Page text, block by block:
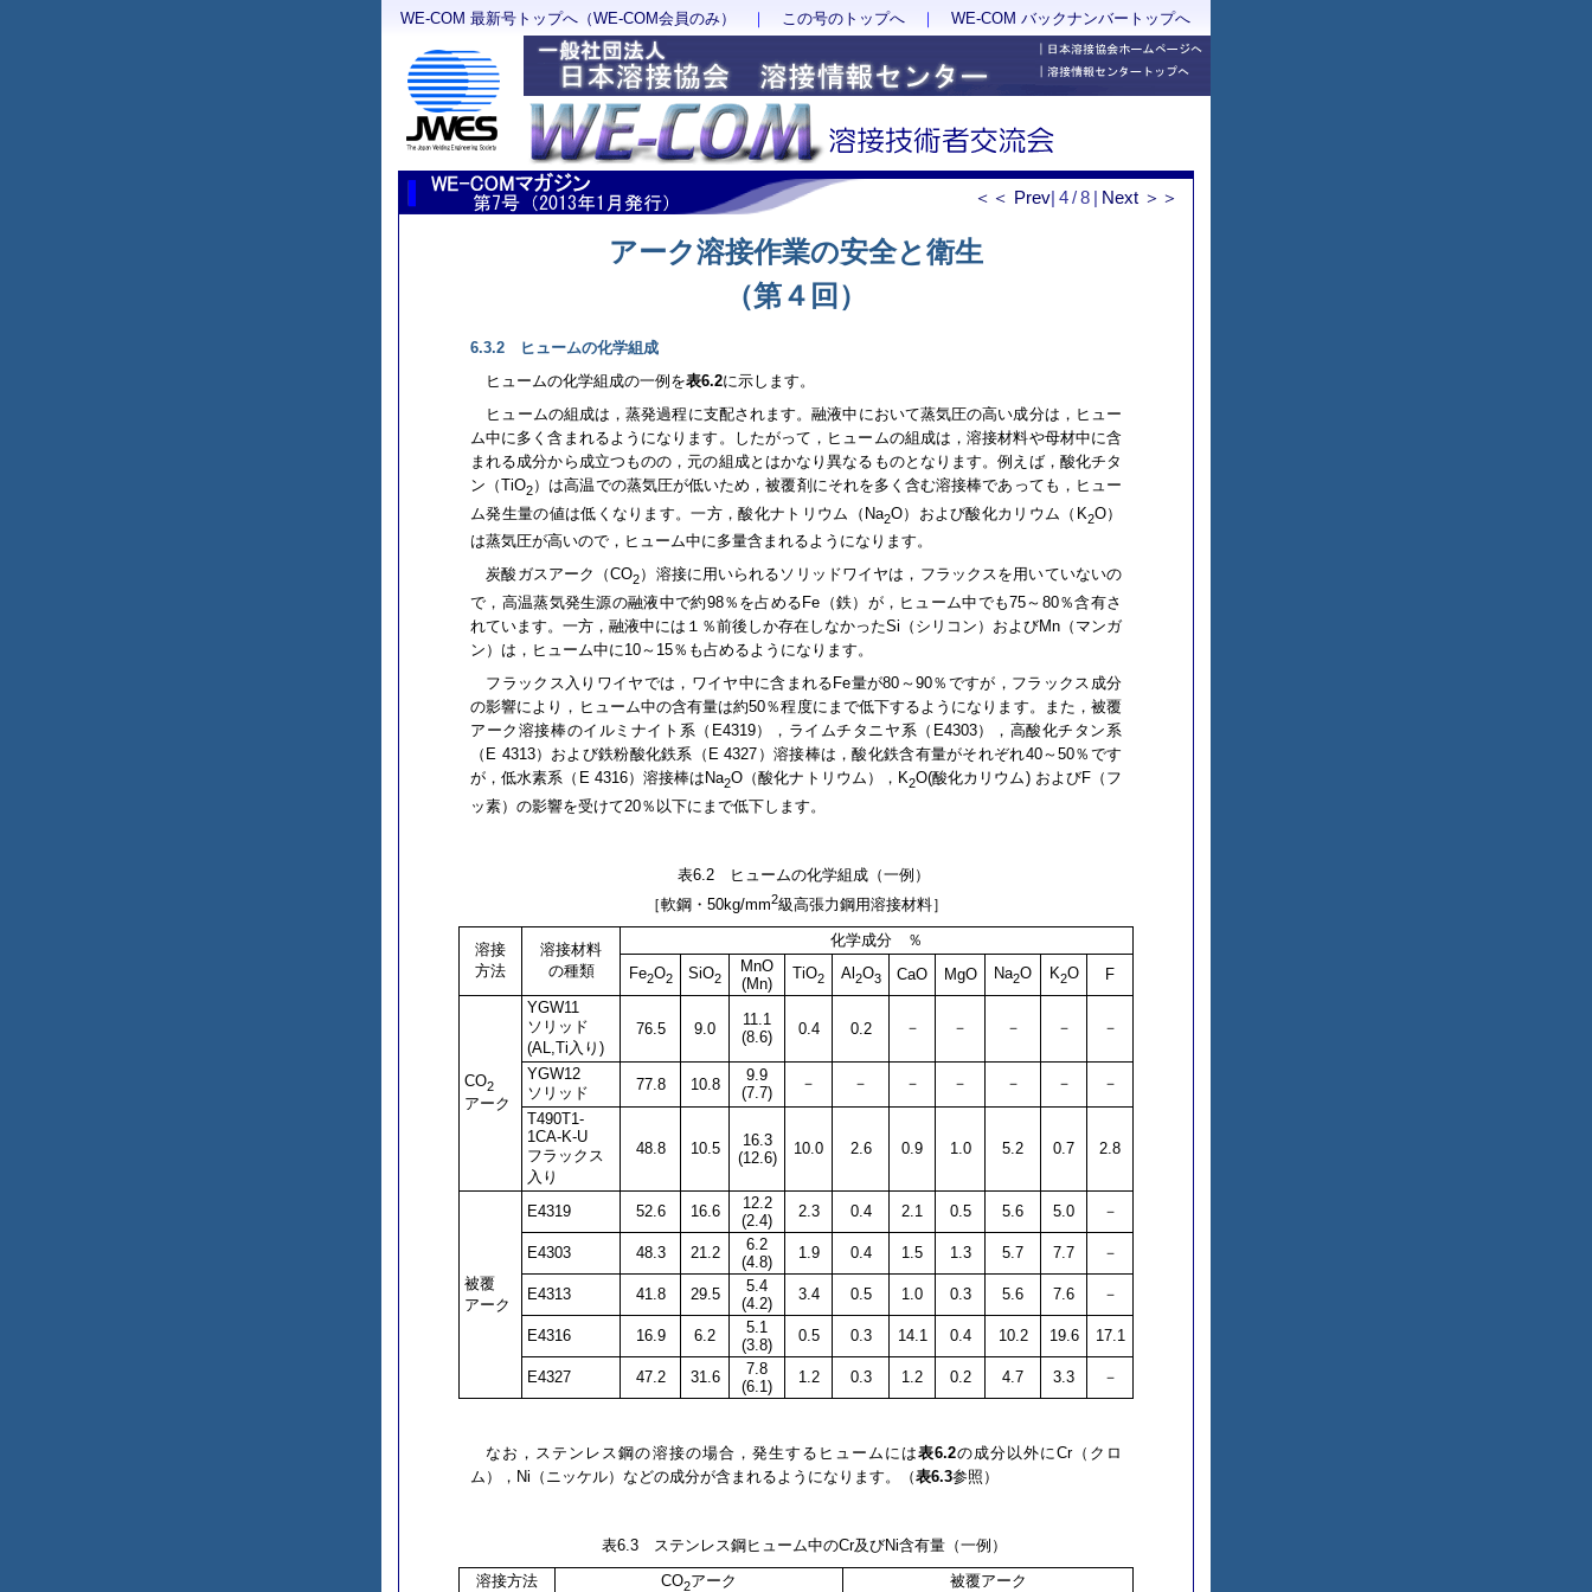
WE-COM 最新号トップへ（WE-COM会員のみ） ｜ この号のトップへ ｜ WE-COM バックナンバートップへ
＜＜ Prev |4/8| Next ＞＞
アーク溶接作業の安全と衛生
（第４回）
6.3.2 ヒュームの化学組成
ヒュームの化学組成の一例を表6.2に示します。
ヒュームの組成は，蒸発過程に支配されます。融液中において蒸気圧の高い成分は，ヒュー
ム中に多く含まれるようになります。したがって，ヒュームの組成は，溶接材料や母材中に含
まれる成分から成立つものの，元の組成とはかなり異なるものとなります。例えば，酸化チタ
ン（TiO2）は高温での蒸気圧が低いため，被覆剤にそれを多く含む溶接棒であっても，ヒュー
ム発生量の値は低くなります。一方，酸化ナトリウム（Na2O）および酸化カリウム（K2O）
は蒸気圧が高いので，ヒューム中に多量含まれるようになります。
炭酸ガスアーク（CO2）溶接に用いられるソリッドワイヤは，フラックスを用いていないの
で，高温蒸気発生源の融液中で約98％を占めるFe（鉄）が，ヒューム中でも75～80％含有さ
れています。一方，融液中には１％前後しか存在しなかったSi（シリコン）およびMn（マンガ
ン）は，ヒューム中に10～15％も占めるようになります。
フラックス入りワイヤでは，ワイヤ中に含まれるFe量が80～90％ですが，フラックス成分
の影響により，ヒューム中の含有量は約50％程度にまで低下するようになります。また，被覆
アーク溶接棒のイルミナイト系（E4319），ライムチタニヤ系（E4303），高酸化チタン系
（E 4313）および鉄粉酸化鉄系（E 4327）溶接棒は，酸化鉄含有量がそれぞれ40～50％です
が，低水素系（E 4316）溶接棒はNa2O（酸化ナトリウム），K2O(酸化カリウム) およびF（フ
ッ素）の影響を受けて20％以下にまで低下します。
表6.2 ヒュームの化学組成（一例）
［軟鋼・50kg/mm2級高張力鋼用溶接材料］
溶接
方法
溶接材料
の種類
化学成分 ％
Fe2O2 SiO2
MnO
(Mn)
TiO2 Al 2O3 CaO MgO Na2O K2O F
CO2
アーク
YGW11
ソリッド
(AL,Ti入り)
76.5 9.0
11.1
(8.6)
0.4 0.2 － － － － －
YGW12
ソリッド
77.8 10.8
9.9
(7.7)
－ － － － － －
－
T490T1-
1CA-K-U
フラックス
入り
48.8 10.5
16.3
(12.6)
10.0 2.6 0.9 1.0 5.2 0.7 2.8
被覆
アーク
E4319 52.6 16.6
12.2
(2.4)
2.3 0.4 2.1 0.5 5.6 5.0 －
E4303 48.3 21.2
6.2
(4.8)
1.9 0.4 1.5 1.3 5.7 7.7 －
E4313 41.8 29.5
5.4
(4.2)
3.4 0.5 1.0 0.3 5.6 7.6 －
E4316 16.9 6.2
5.1
(3.8)
0.5 0.3 14.1 0.4 10.2 19.6 17.1
E4327 47.2 31.6
7.8
(6.1)
1.2 0.3 1.2 0.2 4.7 3.3 －
なお，ステンレス鋼の溶接の場合，発生するヒュームには表6.2の成分以外にCr（クロ
ム），Ni（ニッケル）などの成分が含まれるようになります。（表6.3参照）
表6.3 ステンレス鋼ヒューム中のCr及びNi含有量（一例）
溶接方法
CO2アーク 被覆アーク